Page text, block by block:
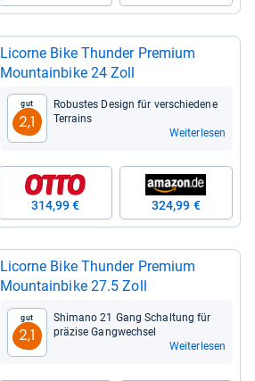
Licorne Bike Thun­der Pre­mium
Moun­tain­bike 24 Zoll
Gut
2,1
Robus­tes Design für ver­schie­dene
Ter­rains
Weiterlesen
314,99 € 324,99 €
Licorne Bike Thun­der Pre­mium
Moun­tain­bike 27.5 Zoll
Gut
2,1
Shi­mano 21 Gang Schal­tung für
prä­zise Gang­wech­sel
Weiterlesen